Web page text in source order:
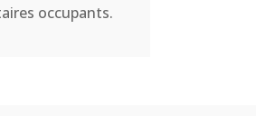
occupants.